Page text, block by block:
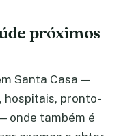
próximos
Santa Casa —
hospitais, pronto-
onde também é